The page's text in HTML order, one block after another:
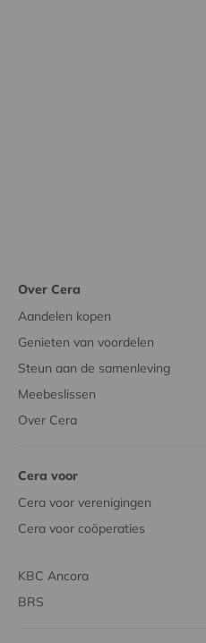
Over Cera
Aandelen kopen
Genieten van voordelen
Steun aan de samenleving
Meebeslissen
Over Cera
Cera voor
Cera voor verenigingen
Cera voor coöperaties
KBC Ancora
BRS